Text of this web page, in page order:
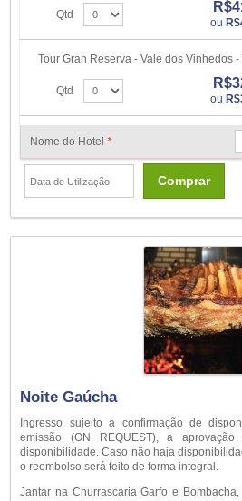
Qtd
ou
Tour Gran Reserva - Vale dos Vinhedos
Qtd
ou
Nome do Hotel*
Comprar
Noite Gaúcha
Ingresso sujeito a confirmação de
emissão (ON REQUEST), a
disponibilidade. Caso não haja
o reembolso será feito de forma integral.
Jantar na Churrascaria Garfo e